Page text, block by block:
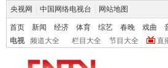
央视网 中国网络电视台 网站地图
首页 新闻 经济 体育 综艺 春晚 戏曲
电视
频道大全 栏目大全 节目大全 直